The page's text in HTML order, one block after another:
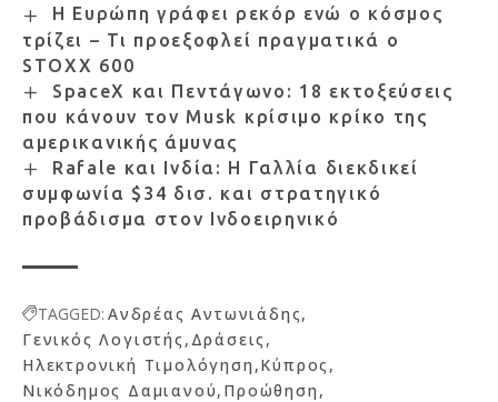
Η Ευρώπη γράφει ρεκόρ ενώ ο κόσμος
τρίζει – Τι προεξοφλεί πραγματικά ο
STOXX 600
SpaceX και Πεντάγωνο: 18 εκτοξεύσεις
που κάνουν τον Musk κρίσιμο κρίκο της
αμερικανικής άμυνας
Rafale και Ινδία: Η Γαλλία διεκδικεί
συμφωνία $34 δισ. και στρατηγικό
προβάδισμα στον Ινδοειρηνικό
TAGGED: Ανδρέας Αντωνιάδης
Γενικός Λογιστής Δράσεις
Ηλεκτρονική Τιμολόγηση Κύπρος
Νικόδημος Δαμιανού Προώθηση